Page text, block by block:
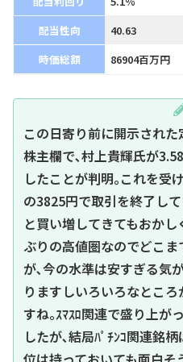
配当性向
40.63
時価総額
86904百万円
この日寄り前に開示され
株主欄で､村上貴輝氏が
したことが判明｡これを受
の3825円で取引を終了し
と買い増してきてもおか
ぶりの高値圏なのでどこ
が､今の水準は安すぎる気
りますしいろいろなとこ
すね｡ｽﾏｽﾛ関連で盛り上が
したが､結局ﾊﾟﾁﾝｺ関連銘